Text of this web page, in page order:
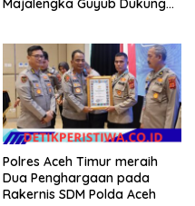
Majalengka Guyub Dukung
Polres Aceh Timur meraih
Dua Penghargaan pada
Rakernis SDM Polda Aceh